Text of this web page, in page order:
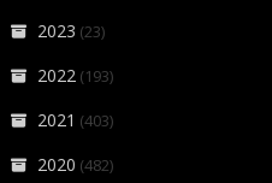
2023 (23)
2022 (193)
2021 (403)
2020 (482)